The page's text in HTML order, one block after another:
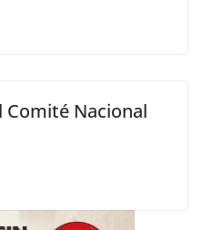
Comité Nacional